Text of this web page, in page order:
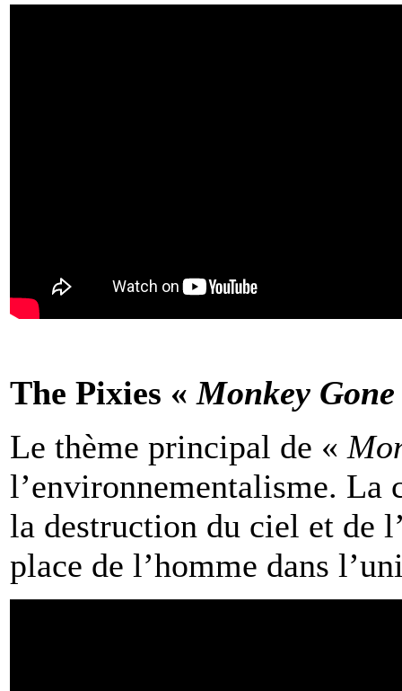
The Pixies «Monkey
Le thème principal de «
l’environnementalisme. La
la destruction du ciel et de
place de l’homme dans